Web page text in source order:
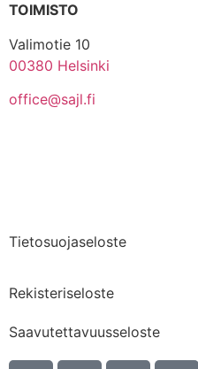
TOIMISTO
Valimotie 10
00380 Helsinki
office@sajl.fi
Tietosuojaseloste
Rekisteriseloste
Saavutettavuusseloste